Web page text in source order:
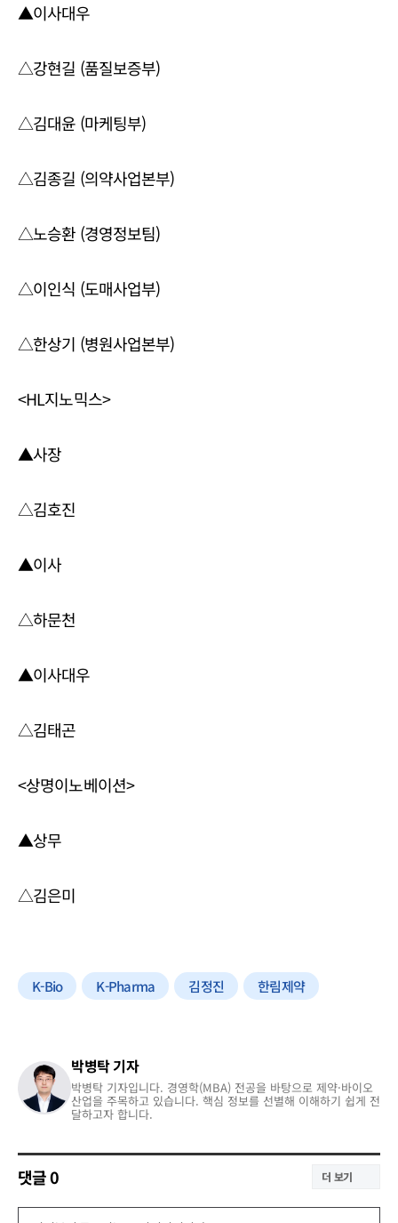
▲이사대우
△강현길 (품질보증부)
△김대윤 (마케팅부)
△김종길 (의약사업본부)
△노승환 (경영정보팀)
△이인식 (도매사업부)
△한상기 (병원사업본부)
<HL지노믹스>
▲사장
△김호진
▲이사
△하문천
▲이사대우
△김태곤
<상명이노베이션>
▲상무
△김은미
K-Bio K-Pharma 김정진 한림제약
박병탁 기자
박병탁 기자입니다. 경영학(MBA) 전공을 바탕으로 제약·바이오
산업을 주목하고 있습니다. 핵심 정보를 선별해 이해하기 쉽게 전
달하고자 합니다.
댓글0 더 보기